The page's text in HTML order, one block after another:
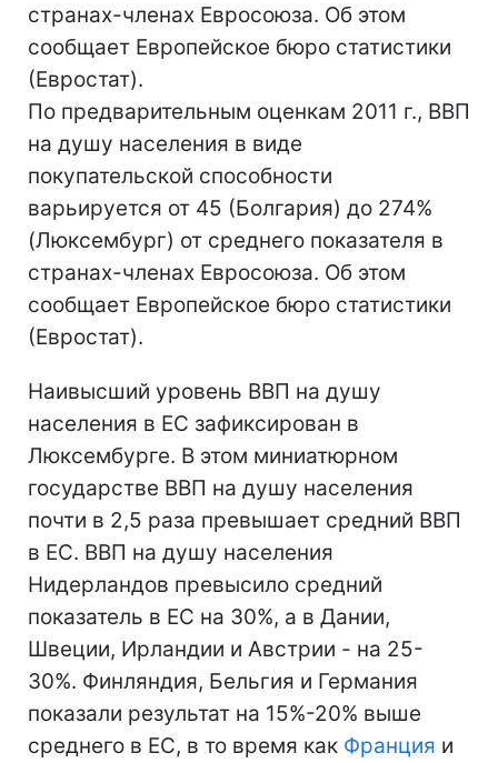
странах-членах Евросоюза. Об этом
сообщает Европейское бюро статистики
(Евростат).
По предварительным оценкам 2011 г., ВВП
на душу населения в виде
покупательской способности
варьируется от 45 (Болгария) до 274%
(Люксембург) от среднего показателя в
странах-членах Евросоюза. Об этом
сообщает Европейское бюро статистики
(Евростат).
Наивысший уровень ВВП на душу
населения в ЕС зафиксирован в
Люксембурге. В этом миниатюрном
государстве ВВП на душу населения
почти в 2,5 раза превышает средний ВВП
в ЕС. ВВП на душу населения
Нидерландов превысило средний
показатель в ЕС на 30%, а в Дании,
Швеции, Ирландии и Австрии - на 25-
30%. Финляндия, Бельгия и Германия
показали результат на 15%-20% выше
среднего в ЕС, в то время как Франция и